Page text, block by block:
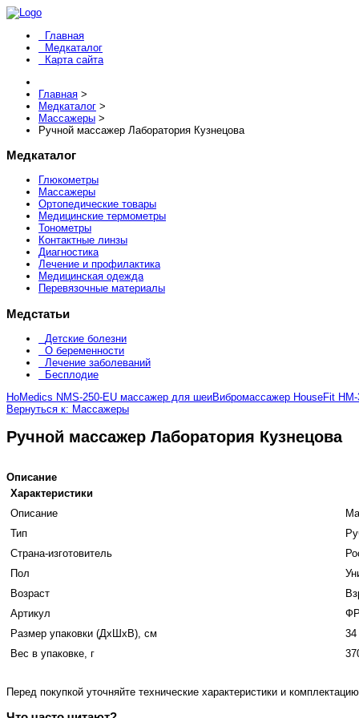
Главная
Медкаталог
Карта сайта
Главная >
Медкаталог >
Массажеры >
Ручной массажер Лаборатория Кузнецова
Медкаталог
Глюкометры
Массажеры
Ортопедические товары
Медицинские термометры
Тонометры
Контактные линзы
Диагностика
Лечение и профилактика
Медицинская одежда
Перевязочные материалы
Медстатьи
Детские болезни
О беременности
Лечение заболеваний
Бесплодие
HoMedics NMS-250-EU массажер для шеиВибромассажер HouseFit HM-
Вернуться к: Массажеры
Ручной массажер Лаборатория Кузнецова
Описание
Характеристики
Описание
Тип
Страна-изготовитель
Пол
Возраст
Артикул
Размер упаковки (ДхШхВ), см
Вес в упаковке, г
Перед покупкой уточняйте технические характеристики и